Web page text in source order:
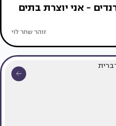
- אני יוצרת בתים
זוהר שחר לוי